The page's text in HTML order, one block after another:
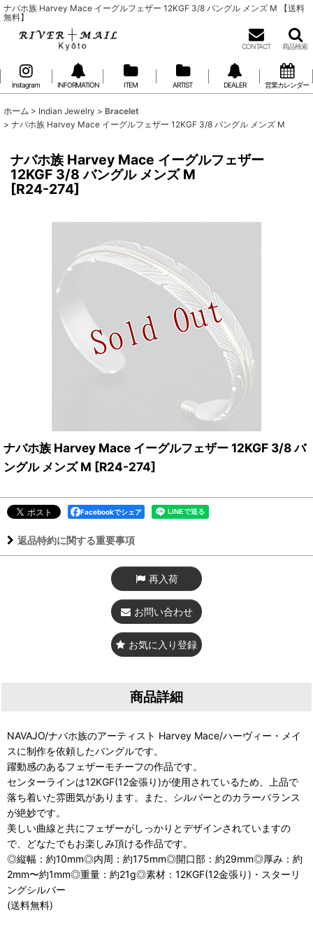
ナバホ族 Harvey Mace イーグルフェザー 12KGF 3/8 バングル メンズ M 【送料
無料】
CONTACT 商品検索
Instagram INFORMATION ITEM ARTIST DEALER 営業カレンダー
ホーム > Indian Jewelry > Bracelet
> ナバホ族 Harvey Mace イーグルフェザー 12KGF 3/8 バングル メンズ M
ナバホ族 Harvey Mace イーグルフェザー
12KGF 3/8 バングル メンズ M
[R24-274]
ナバホ族 Harvey Mace イーグルフェザー 12KGF 3/8 バ
ングル メンズ M [R24-274]
Facebookでシェア
返品特約に関する重要事項
再入荷
お問い合わせ
お気に入り登録
商品詳細
NAVAJO/ナバホ族のアーティスト Harvey Mace/ハーヴィー・メイ
スに制作を依頼したバングルです。
躍動感のあるフェザーモチーフの作品です。
センターラインは12KGF(12金張り)が使用されているため、上品で
落ち着いた雰囲気があります。また、シルバーとのカラーバランス
が絶妙です。
美しい曲線と共にフェザーがしっかりとデザインされていますの
で、どなたでもお楽しみ頂ける作品です。
◎縦幅：約10mm◎内周：約175mm◎開口部：約29mm◎厚み：約
2mm〜約1mm◎重量：約21g◎素材：12KGF(12金張り)・スターリ
ングシルバー
(送料無料)